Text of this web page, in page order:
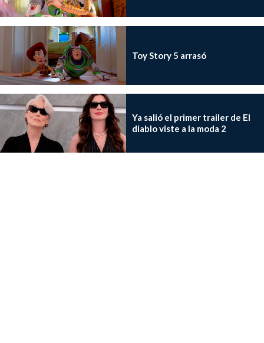
Toy Story 5 arrasó
Ya salió el primer trailer de El
diablo viste a la moda 2